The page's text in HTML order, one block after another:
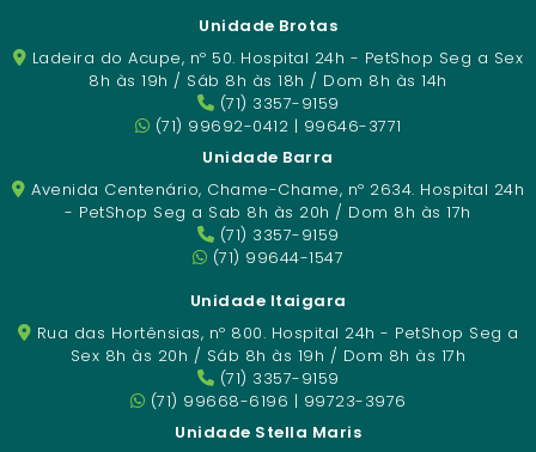
Unidade Brotas
Ladeira do Acupe, nº 50. Hospital 24h - PetShop Seg a Sex
8h às 19h / Sáb 8h às 18h / Dom 8h às 14h
(71) 3357-9159
(71) 99692-0412 | 99646-3771
Unidade Barra
Avenida Centenário, Chame-Chame, nº 2634. Hospital 24h
- PetShop Seg a Sab 8h às 20h / Dom 8h às 17h
(71) 3357-9159
(71) 99644-1547
Unidade Itaigara
Rua das Hortênsias, nº 800. Hospital 24h - PetShop Seg a
Sex 8h às 20h / Sáb 8h às 19h / Dom 8h às 17h
(71) 3357-9159
(71) 99668-6196 | 99723-3976
Unidade Stella Maris